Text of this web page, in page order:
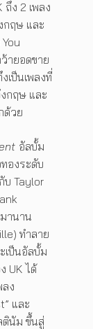
ถึง 2 เพลง
กฤษ และ
ายอดขาย
เป็นเพลงที่
กฤษ และ
ด้วย
อัลบั้ม
องระดับ
บ Taylor
านาน
ทำลาย
เป็นอัลบั้ม
UK ได้
ง
และ
ตินัม ขึ้นสู่